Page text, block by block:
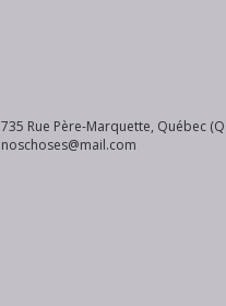
735 Rue Père-Marquette, Québec
noschoses@mail.com